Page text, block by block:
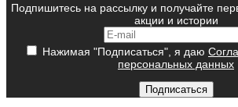
Подпишитесь на рассылку и получайте
акции и истории
Нажимая "Подписаться", я даю
персональных данных
Подписаться